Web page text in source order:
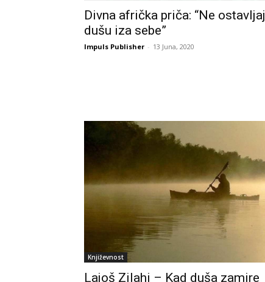
Divna afrička priča: “Ne ostavljaj
dušu iza sebe”
Impuls Publisher - 13 Juna, 2020
Književnost
Lajoš Zilahi – Kad duša zamire